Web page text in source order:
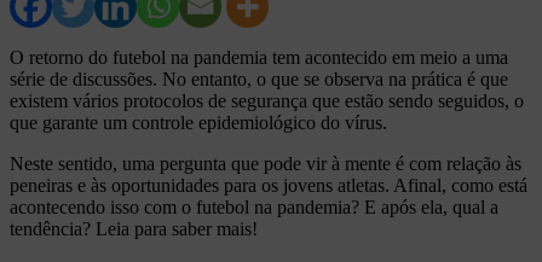
O retorno do futebol na pandemia tem acontecido em meio a uma
série de discussões. No entanto, o que se observa na prática é que
existem vários protocolos de segurança que estão sendo seguidos, o
que garante um controle epidemiológico do vírus.
Neste sentido, uma pergunta que pode vir à mente é com relação às
peneiras e às oportunidades para os jovens atletas. Afinal, como está
acontecendo isso com o futebol na pandemia? E após ela, qual a
tendência? Leia para saber mais!